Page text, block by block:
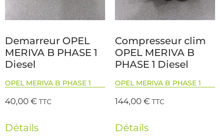
Demarreur OPEL
MERIVA B PHASE 1
Diesel
OPEL MERIVA B PHASE 1
40,00€ TTC
Détails
Compresseur clim
OPEL MERIVA B
PHASE 1 Diesel
OPEL MERIVA B PHASE 1
144,00€ TTC
Détails